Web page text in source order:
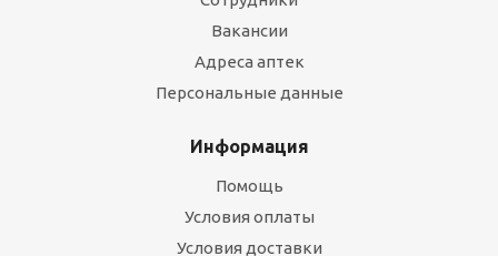
Вакансии
Адреса аптек
Персональные данные
Информация
Помощь
Условия оплаты
Условия доставки